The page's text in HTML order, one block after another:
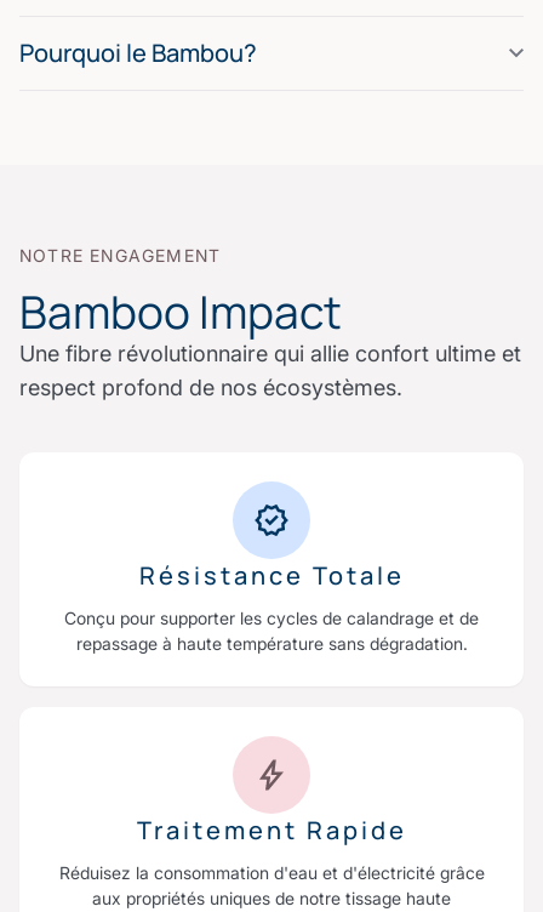
Pourquoi le Bambou?
NOTRE ENGAGEMENT
Bamboo Impact
Une fibre révolutionnaire qui allie confort ultime et
respect profond de nos écosystèmes.
Résistance Totale
Conçu pour supporter les cycles de calandrage et de
repassage à haute température sans dégradation.
Traitement Rapide
Réduisez la consommation d'eau et d'électricité grâce
aux propriétés uniques de notre tissage haute